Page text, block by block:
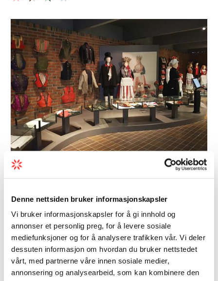
Denne nettsiden bruker informasjonskapsler
Vi bruker informasjonskapsler for å gi innhold og
annonser et personlig preg, for å levere sosiale
mediefunksjoner og for å analysere trafikken vår. Vi deler
dessuten informasjon om hvordan du bruker nettstedet
vårt, med partnerne våre innen sosiale medier,
annonsering og analysearbeid, som kan kombinere den
Hardanger Folkemuseum
Das Hardanger Volkskundemuseum gehört
zum Hardanger und Voss Museum und liegt
in Utne. Im Hauptgebäude findest du
Hardanger-Stickerei, Trachten und
Volksmusik Ausstellungen. Auch ein